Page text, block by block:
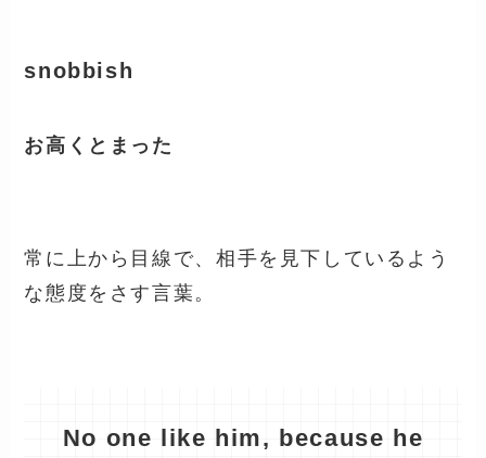
snobbish
お高くとまった
常に上から目線で、相手を見下しているよう
な態度をさす言葉。
No one like him, because he